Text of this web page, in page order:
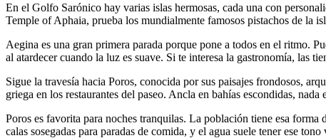
En el Golfo Sarónico hay varias islas hermosas, cada una con
Temple of Aphaia, prueba los mundialmente famosos pistachos de la
Aegina es una gran primera parada porque pone a todos en el ritmo.
al atardecer cuando la luz es suave. Si te interesa la gastronomía, las
Sigue la travesía hacia Poros, conocida por sus paisajes frondosos,
griega en los restaurantes del paseo. Ancla en bahías escondidas,
Poros es favorita para noches tranquilas. La población tiene esa
calas sosegadas para paradas de comida, y el agua suele tener ese